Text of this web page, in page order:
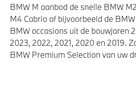
Laadkabel (Mode 3, 22kW)
Kilometertacho
Integral Active Steering
Automatische 8-traps Steptronic
BMW M aanbod de snelle BMW
M4 Cabrio of bijvoorbeeld de
BMW occasions uit de bouwjaren
2023, 2022, 2021, 2020 en 2019.
BMW Premium Selection van uw